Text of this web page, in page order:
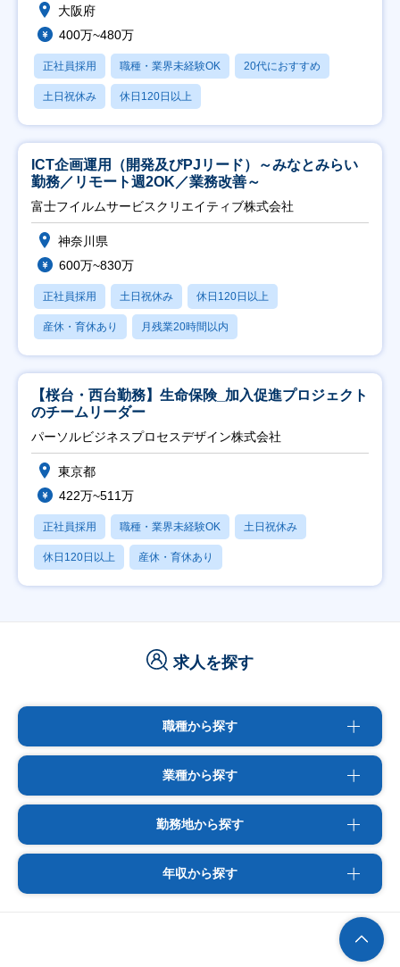
大阪府
400万~480万
正社員採用 職種・業界未経験OK 20代におすすめ
土日祝休み 休日120日以上
ICT企画運用（開発及びPJリード）～みなとみらい
勤務／リモート週2OK／業務改善～
富士フイルムサービスクリエイティブ株式会社
神奈川県
600万~830万
正社員採用 土日祝休み 休日120日以上
産休・育休あり 月残業20時間以内
【桜台・西台勤務】生命保険_加入促進プロジェクト
のチームリーダー
パーソルビジネスプロセスデザイン株式会社
東京都
422万~511万
正社員採用 職種・業界未経験OK 土日祝休み
休日120日以上 産休・育休あり
求人を探す
職種から探す
業種から探す
勤務地から探す
年収から探す